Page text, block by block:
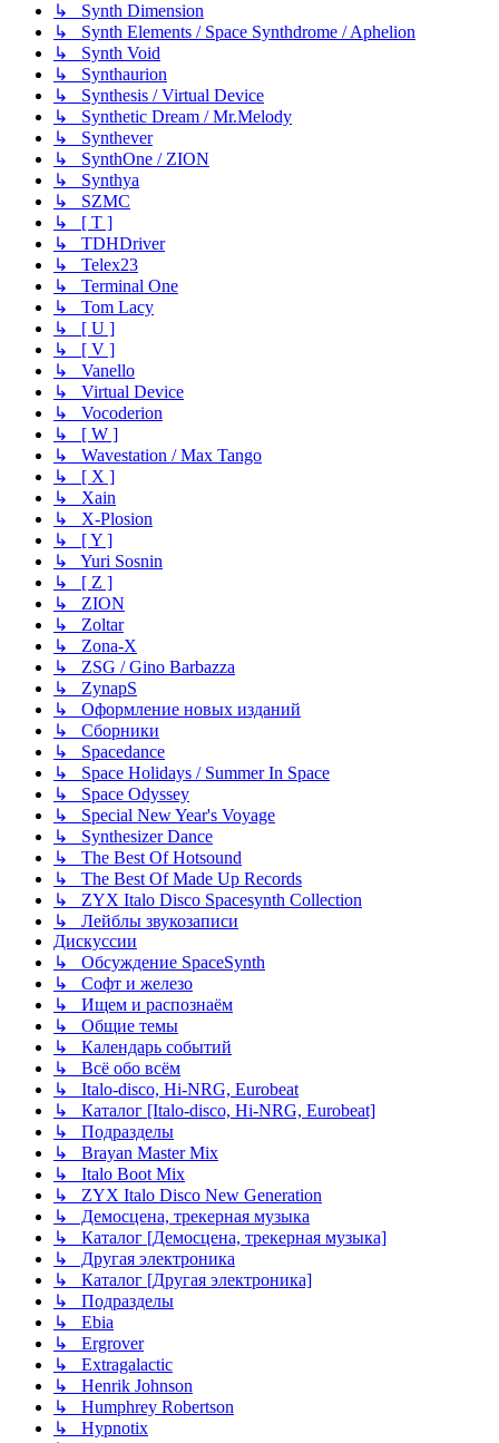
↳ Synth Dimension
↳ Synth Elements / Space Synthdrome / Aphelion
↳ Synth Void
↳ Synthaurion
↳ Synthesis / Virtual Device
↳ Synthetic Dream / Mr.Melody
↳ Synthever
↳ SynthOne / ZION
↳ Synthya
↳ SZMC
↳ [ T ]
↳ TDHDriver
↳ Telex23
↳ Terminal One
↳ Tom Lacy
↳ [ U ]
↳ [ V ]
↳ Vanello
↳ Virtual Device
↳ Vocoderion
↳ [ W ]
↳ Wavestation / Max Tango
↳ [ X ]
↳ Xain
↳ X-Plosion
↳ [ Y ]
↳ Yuri Sosnin
↳ [ Z ]
↳ ZION
↳ Zoltar
↳ Zona-X
↳ ZSG / Gino Barbazza
↳ ZynapS
↳ Оформление новых изданий
↳ Сборники
↳ Spacedance
↳ Space Holidays / Summer In Space
↳ Space Odyssey
↳ Special New Year's Voyage
↳ Synthesizer Dance
↳ The Best Of Hotsound
↳ The Best Of Made Up Records
↳ ZYX Italo Disco Spacesynth Collection
↳ Лейблы звукозаписи
Дискуссии
↳ Обсуждение SpaceSynth
↳ Софт и железо
↳ Ищем и распознаём
↳ Общие темы
↳ Календарь событий
↳ Всё обо всём
↳ Italo-disco, Hi-NRG, Eurobeat
↳ Каталог [Italo-disco, Hi-NRG, Eurobeat]
↳ Подразделы
↳ Brayan Master Mix
↳ Italo Boot Mix
↳ ZYX Italo Disco New Generation
↳ Демосцена, трекерная музыка
↳ Каталог [Демосцена, трекерная музыка]
↳ Другая электроника
↳ Каталог [Другая электроника]
↳ Подразделы
↳ Ebia
↳ Ergrover
↳ Extragalactic
↳ Henrik Johnson
↳ Humphrey Robertson
↳ Hypnotix